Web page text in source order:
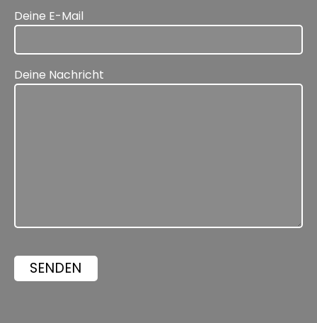
Deine E-Mail
Deine Nachricht